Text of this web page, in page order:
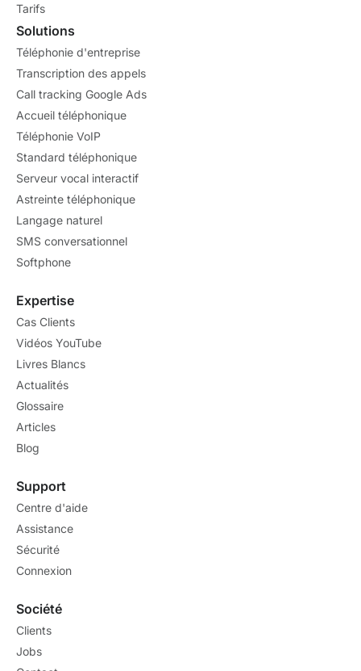
Tarifs
Solutions
Téléphonie d'entreprise
Transcription des appels
Call tracking Google Ads
Accueil téléphonique
Téléphonie VoIP
Standard téléphonique
Serveur vocal interactif
Astreinte téléphonique
Langage naturel
SMS conversationnel
Softphone
Expertise
Cas Clients
Vidéos YouTube
Livres Blancs
Actualités
Glossaire
Articles
Blog
Support
Centre d'aide
Assistance
Sécurité
Connexion
Société
Clients
Jobs